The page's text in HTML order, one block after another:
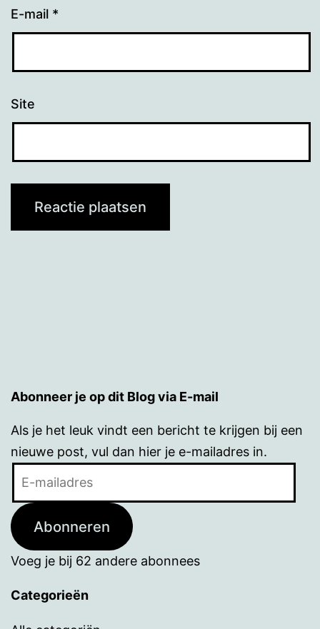
E-mail *
Site
Abonneer je op dit Blog via E-mail
Als je het leuk vindt een bericht te krijgen bij een
nieuwe post, vul dan hier je e-mailadres in.
Abonneren
Voeg je bij 62 andere abonnees
Categorieën